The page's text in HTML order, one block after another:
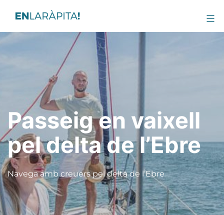
Passeig en vaixell
pel delta de l’Ebre
Navega amb creuers pel delta de l’Ebre